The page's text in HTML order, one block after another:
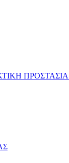
ΠΡΟΣΤΑΣΙΑ